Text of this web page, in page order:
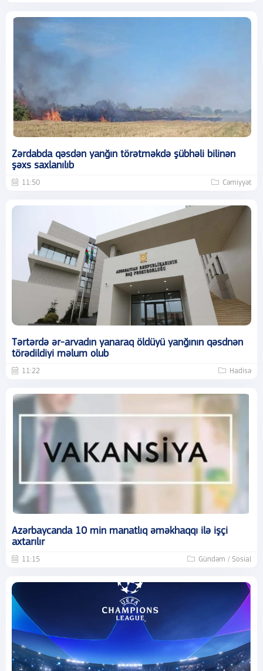
Zərdabda qəsdən yanğın törətməkdə şübhəli bilinən
şəxs saxlanılıb
11:50 Cəmiyyət
Tərtərdə ər-arvadın yanaraq öldüyü yanğının qəsdnən
törədildiyi məlum olub
11:22 Hadisə
Azərbaycanda 10 min manatlıq əməkhaqqı ilə işçi
axtarılır
11:15 Gündəm / Sosial